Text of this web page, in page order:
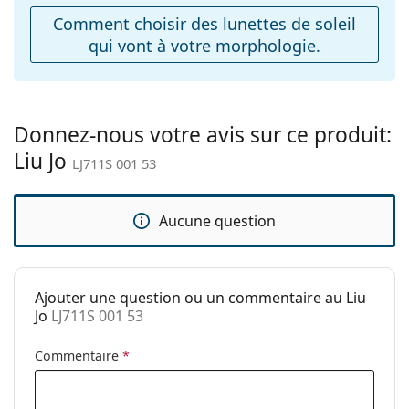
ajustables:
Accessoires
Étui:
Oui
nettoyage:
Autres
Lunettes de soleil
Marque:
Liu Jo
Code:
Comment choisir des lunettes de soleil
qui vont à votre morphologie.
Donnez-nous votre avis sur ce produit:
Liu Jo LJ711S 001 53
Aucune question
Ajouter une question ou un commentaire au Liu
Jo LJ711S 001 53
Commentaire *